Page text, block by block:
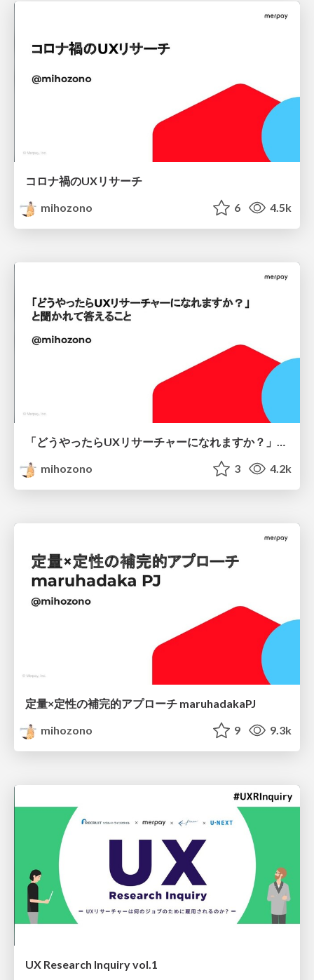
コロナ禍のUXリサーチ
mihozono
6 4.5k
「どうやったらUXリサーチャーになれますか？」と聞かれて答えること
mihozono
3 4.2k
定量×定性の補完的アプローチ maruhadakaPJ
mihozono
9 9.3k
UX Research Inquiry vol.1